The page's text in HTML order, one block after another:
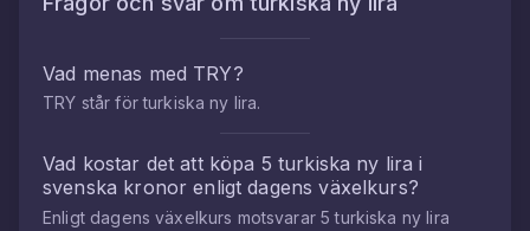
Vad menas med TRY?
TRY står förturkiska ny lira.
Vad kostar det att köpa 5 turkiska ny lira i
svenska kronor enligt dagens växelkurs?
Enligt dagens växelkurs motsvarar5turkiska ny lira